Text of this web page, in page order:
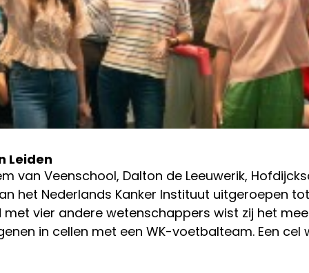
Leiden
van Veenschool, Dalton de Leeuwerik,
het Nederlands Kanker Instituut uitgeroepen
met vier andere wetenschappers wist zij het
in cellen met een WK-voetbalteam. Een